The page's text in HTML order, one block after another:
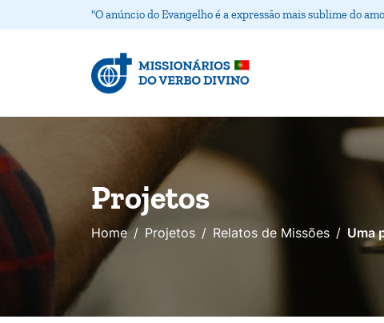
"O anúncio do Evangelho é a expressão mais sublime do
Projetos
Home Projetos Relatos de Missões Uma